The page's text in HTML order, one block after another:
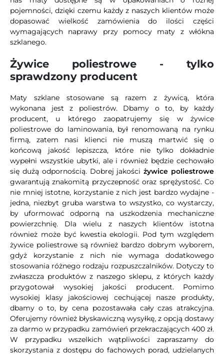
pojemności, dzięki czemu każdy z naszych klientów może
dopasować wielkość zamówienia do ilości części
wymagających naprawy przy pomocy maty z włókna
szklanego.
Żywice poliestrowe - tylko
sprawdzony producent
Maty szklane stosowane są razem z żywicą, która
wykonana jest z poliestrów. Dbamy o to, by każdy
producent, u którego zaopatrujemy się w żywice
poliestrowe do laminowania, był renomowaną na rynku
firmą, zatem nasi klienci nie muszą martwić się o
końcową jakość lepiszcza, które nie tylko dokładnie
wypełni wszystkie ubytki, ale i również będzie cechowało
się dużą odpornością. Dobrej jakościżywice poliestrowe
gwarantują znakomitą przyczepność oraz sprężystość. Co
nie mniej istotne, korzystanie z nich jest bardzo wydajne -
jedna, niezbyt gruba warstwa to wszystko, co wystarczy,
by uformować odporną na uszkodzenia mechaniczne
powierzchnię. Dla wielu z naszych klientów istotna
również może być kwestia ekologii. Pod tym względem
żywice poliestrowe są również bardzo dobrym wyborem,
gdyż korzystanie z nich nie wymaga dodatkowego
stosowania różnego rodzaju rozpuszczalników. Dotyczy to
zwłaszcza produktów z naszego sklepu, z których każdy
przygotował wysokiej jakości producent. Pomimo
wysokiej klasy jakościowej cechującej nasze produkty,
dbamy o to, by cena pozostawała cały czas atrakcyjna.
Oferujemy również błyskawiczną wysyłkę, z opcją dostawy
za darmo w przypadku zamówień przekraczających 400 zł.
W przypadku wszelkich wątpliwości zapraszamy do
skorzystania z dostępu do fachowych porad, udzielanych